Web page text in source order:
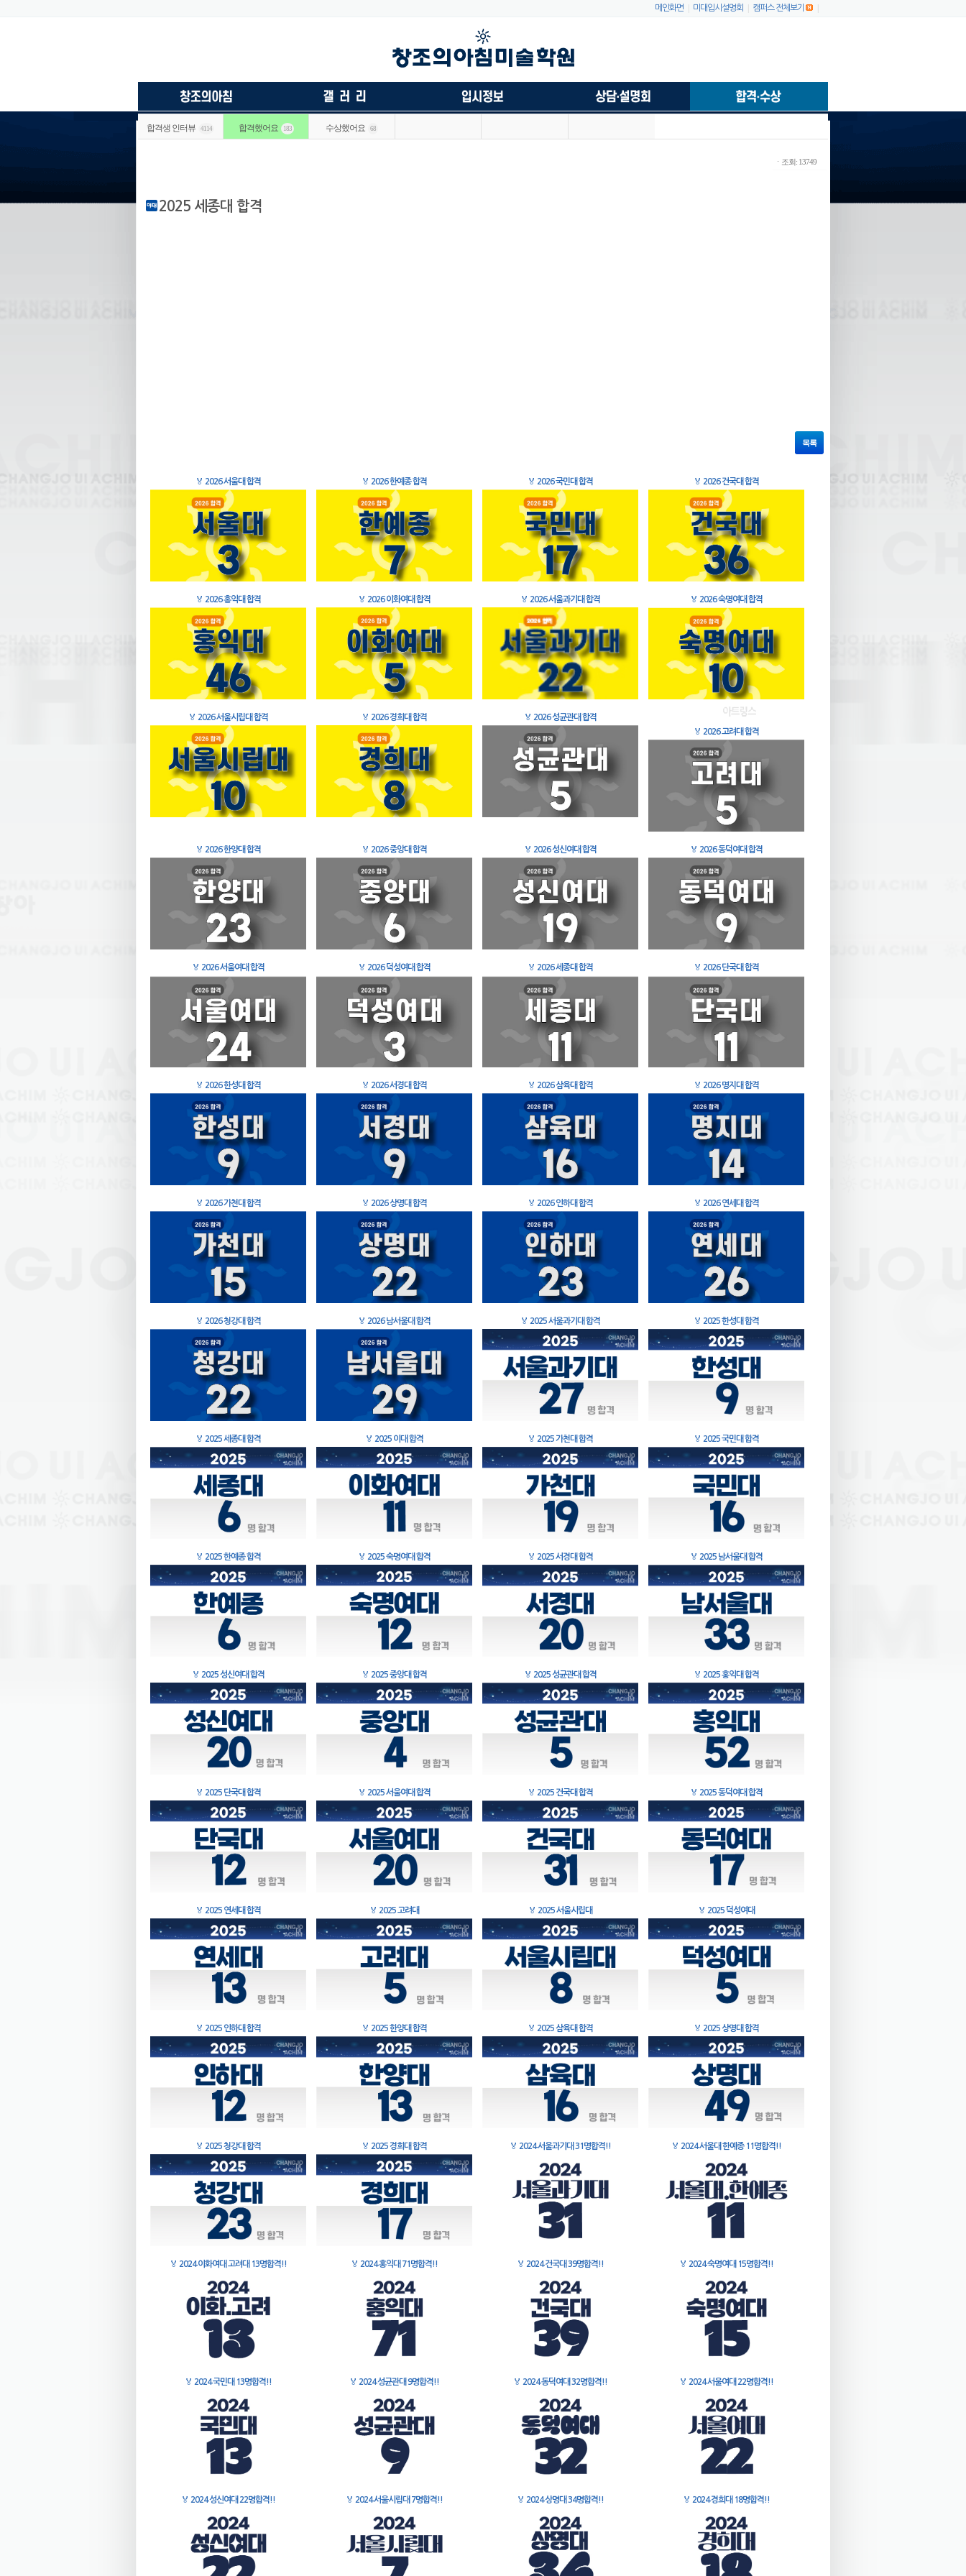
메인화면 미대입시설명회 캠퍼스 전체보기
합격생 인터뷰 4114 합격했어요 183 수상했어요 68
ㆍ조회: 13749
2025 세종대 합격
목록
🏅 2026 서울대 합격 🏅 2026 한예종 합격 🏅 2026 국민대 합격 🏅 2026 건국대 합격
🏅 2026 홍익대 합격 🏅 2026 이화여대 합격 🏅 2026 서울과기대 합격 🏅 2026 숙명여대 합격
🏅 2026 서울시립대 합격 🏅 2026 경희대 합격 🏅 2026 성균관대 합격
🏅 2026 고려대 합격
🏅 2026 한양대 합격 🏅 2026 중앙대 합격 🏅 2026 성신여대 합격 🏅 2026 동덕여대 합격
🏅 2026 서울여대 합격 🏅 2026 덕성여대 합격 🏅 2026 세종대 합격 🏅 2026 단국대 합격
🏅 2026 한성대 합격 🏅 2026 서경대 합격 🏅 2026 삼육대 합격 🏅 2026 명지대 합격
🏅 2026 가천대 합격 🏅 2026 상명대 합격 🏅 2026 인하대 합격 🏅 2026 연세대 합격
🏅 2026 청강대 합격 🏅 2026 남서울대 합격 🏅 2025 서울과기대 합격 🏅 2025 한성대 합격
🏅 2025 세종대 합격 🏅 2025 이대 합격 🏅 2025 가천대 합격 🏅 2025 국민대 합격
🏅 2025 한예종 합격 🏅 2025 숙명여대 합격 🏅 2025 서경대 합격 🏅 2025 남서울대 합격
🏅 2025 성신여대 합격 🏅 2025 중앙대 합격 🏅 2025 성균관대 합격 🏅 2025 홍익대 합격
🏅 2025 단국대 합격 🏅 2025 서울여대 합격 🏅 2025 건국대 합격 🏅 2025 동덕여대 합격
🏅 2025 연세대 합격 🏅 2025 고려대 🏅 2025 서울시립대 🏅 2025 덕성여대
🏅 2025 인하대 합격 🏅 2025 한양대 합격 🏅 2025 삼육대 합격 🏅 2025 상명대 합격
🏅 2025 청강대 합격 🏅 2025 경희대 합격 🏅 2024 서울과기대 31명합격!! 🏅 2024 서울대 한예종 11명합격!!
🏅 2024 이화여대 고려대 13명합격!! 🏅 2024 홍익대 71명합격!! 🏅 2024 건국대 39명합격!! 🏅 2024 숙명여대 15명합격!!
🏅 2024 국민대 13명합격!! 🏅 2024 성균관대 9명합격!! 🏅 2024 동덕여대 32명합격!! 🏅 2024 서울여대 22명합격!!
🏅 2024 성신여대 22명합격!! 🏅 2024 서울시립대 7명합격!! 🏅 2024 상명대 34명합격!! 🏅 2024 경희대 18명합격!!